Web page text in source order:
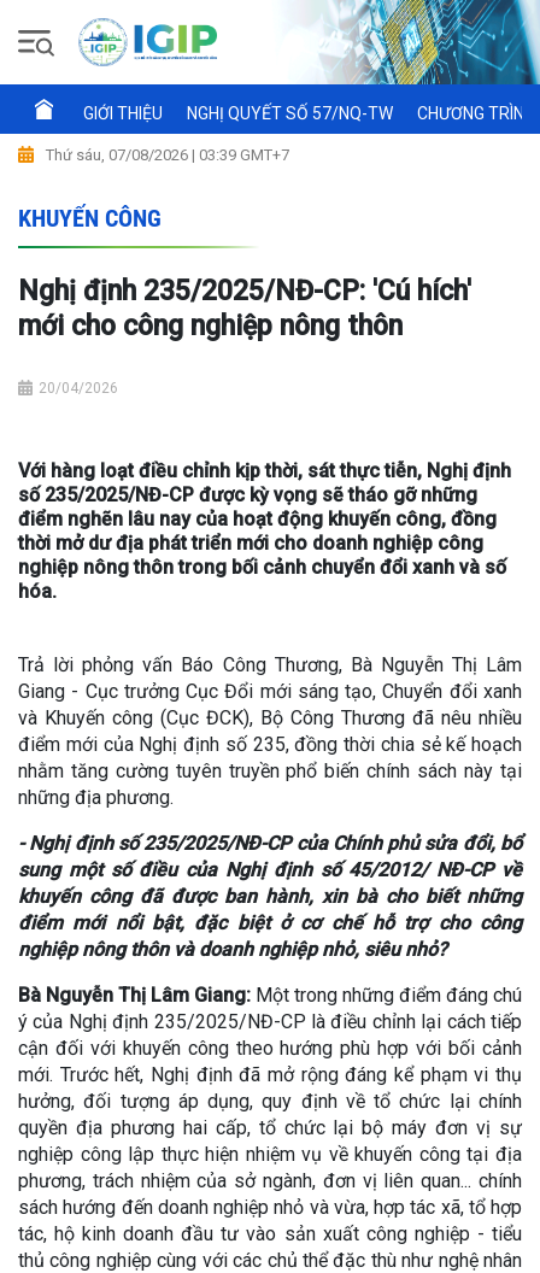
GIỚI THIỆU NGHỊ QUYẾT SỐ 57/NQ-TW CHƯƠNG
Thứ sáu, 07/08/2026 | 03:39 GMT+7
KHUYẾN CÔNG
Nghị định 235/2025/NĐ-CP: 'Cú hích'
mới cho công nghiệp nông thôn
20/04/2026
Với hàng loạt điều chỉnh kịp thời, sát thực tiễn, Nghị định
số 235/2025/NĐ-CP được kỳ vọng sẽ tháo gỡ những
điểm nghẽn lâu nay của hoạt động khuyến công, đồng
thời mở dư địa phát triển mới cho doanh nghiệp công
nghiệp nông thôn trong bối cảnh chuyển đổi xanh và số
hóa.
Trả lời phỏng vấn Báo Công Thương, Bà Nguyễn Thị Lâm
Giang - Cục trưởng Cục Đổi mới sáng tạo, Chuyển đổi xanh
và Khuyến công (Cục ĐCK), Bộ Công Thương đã nêu nhiều
điểm mới của Nghị định số 235, đồng thời chia sẻ kế hoạch
nhằm tăng cường tuyên truyền phổ biến chính sách này tại
những địa phương.
- Nghị định số 235/2025/NĐ-CP của Chính phủ sửa đổi, bổ
sung một số điều của Nghị định số 45/2012/ NĐ-CP về
khuyến công đã được ban hành, xin bà cho biết những
điểm mới nổi bật, đặc biệt ở cơ chế hỗ trợ cho công
nghiệp nông thôn và doanh nghiệp nhỏ, siêu nhỏ?
Bà Nguyễn Thị Lâm Giang: Một trong những điểm đáng chú
ý của Nghị định 235/2025/NĐ-CP là điều chỉnh lại cách tiếp
cận đối với khuyến công theo hướng phù hợp với bối cảnh
mới. Trước hết, Nghị định đã mở rộng đáng kể phạm vi thụ
hưởng, đối tượng áp dụng, quy định về tổ chức lại chính
quyền địa phương hai cấp, tổ chức lại bộ máy đơn vị sự
nghiệp công lập thực hiện nhiệm vụ về khuyến công tại địa
phương, trách nhiệm của sở ngành, đơn vị liên quan... chính
sách hướng đến doanh nghiệp nhỏ và vừa, hợp tác xã, tổ hợp
tác, hộ kinh doanh đầu tư vào sản xuất công nghiệp - tiểu
thủ công nghiệp cùng với các chủ thể đặc thù như nghệ nhân